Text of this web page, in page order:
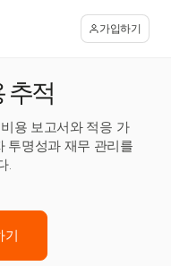
가입하기
추적
용 보고서와 적응 가
투명성과 재무 관리를
.
기